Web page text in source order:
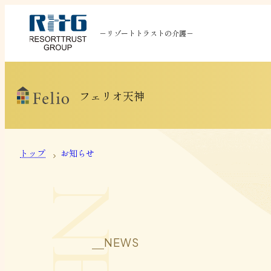
－リゾートトラストの介護－
フェリオ天神
トップ お知らせ
NEWS